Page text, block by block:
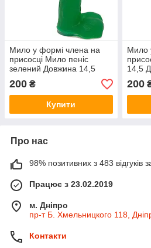
Мило у формі члена на
присосці Мило пеніс
зелений Довжина 14,5
Діаметр 3.5
200 ₴
Купити
Мило
14,5
200
Про нас
98% позитивних з 483 відгуків
Працює з 23.02.2019
м. Дніпро
пр-т Б. Хмельницкого 118,
Контакти